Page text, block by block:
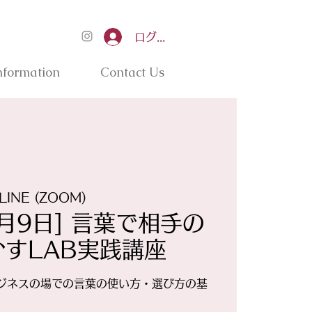
ログイン
Contact Us
(ZOOM)
9日] 言葉で相手の
すLAB実践講座
ネスの場での言葉の使い方・選び方の基